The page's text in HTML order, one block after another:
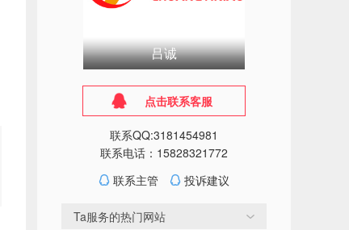
吕诚
点击联系客服
联系QQ:3181454981
联系电话：15828321772
联系主管
投诉建议
Ta服务的热门网站